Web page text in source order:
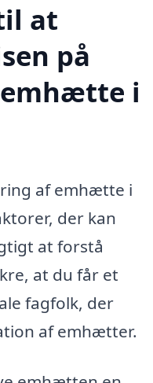
at
på
i
af emhætte i
der kan
at forstå
at du får et
fagfolk, der
af emhætter.